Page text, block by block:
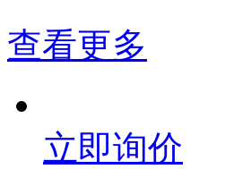
查看更多
立即询价